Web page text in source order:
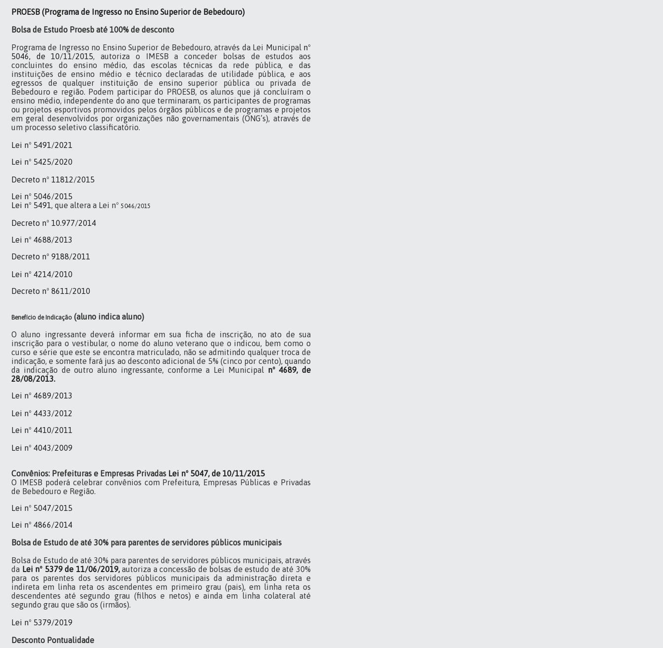
PROESB (Programa de Ingresso no Ensino Superior de Bebedouro)
Bolsa de Estudo Proesb até 100% de desconto
Programa de Ingresso no Ensino Superior de Bebedouro, através da Lei Municipal nº
5046, de 10/11/2015, autoriza o IMESB a conceder bolsas de estudos aos
concluintes do ensino médio, das escolas técnicas da rede pública, e das
instituições de ensino médio e técnico declaradas de utilidade pública, e aos
egressos de qualquer instituição de ensino superior pública ou privada de
Bebedouro e região. Podem participar do PROESB, os alunos que já concluíram o
ensino médio, independente do ano que terminaram, os participantes de programas
ou projetos esportivos promovidos pelos órgãos públicos e de programas e projetos
em geral desenvolvidos por organizações não governamentais (ONG’s), através de
um processo seletivo classificatório.
Lei nº 5491/2021
Lei nº 5425/2020
Decreto nº 11812/2015
Lei nº 5046/2015
Lei nº 5491, que altera a Lei nº 5046/2015
Decreto nº 10.977/2014
Lei nº 4688/2013
Decreto nº 9188/2011
Lei nº 4214/2010
Decreto nº 8611/2010
Benefício de Indicação (aluno indica aluno)
O aluno ingressante deverá informar em sua ficha de inscrição, no ato de sua
inscrição para o vestibular, o nome do aluno veterano que o indicou, bem como o
curso e série que este se encontra matriculado, não se admitindo qualquer troca de
indicação, e somente fará jus ao desconto adicional de 5% (cinco por cento), quando
da indicação de outro aluno ingressante, conforme a Lei Municipal nº 4689, de
28/08/2013.
Lei nº 4689/2013
Lei nº 4433/2012
Lei nº 4410/2011
Lei nº 4043/2009
Convênios: Prefeituras e Empresas Privadas Lei nº 5047, de 10/11/2015
O IMESB poderá celebrar convênios com Prefeitura, Empresas Públicas e Privadas
de Bebedouro e Região.
Lei nº 5047/2015
Lei nº 4866/2014
Bolsa de Estudo de até 30% para parentes de servidores públicos municipais
Bolsa de Estudo de até 30% para parentes de servidores públicos municipais, através
da Lei nº 5379 de 11/06/2019,autoriza a concessão de bolsas de estudo de até 30%
para os parentes dos servidores públicos municipais da administração direta e
indireta em linha reta os ascendentes em primeiro grau (pais), em linha reta os
descendentes até segundo grau (filhos e netos) e ainda em linha colateral até
segundo grau que são os (irmãos).
Lei nº 5379/2019
Desconto Pontualidade